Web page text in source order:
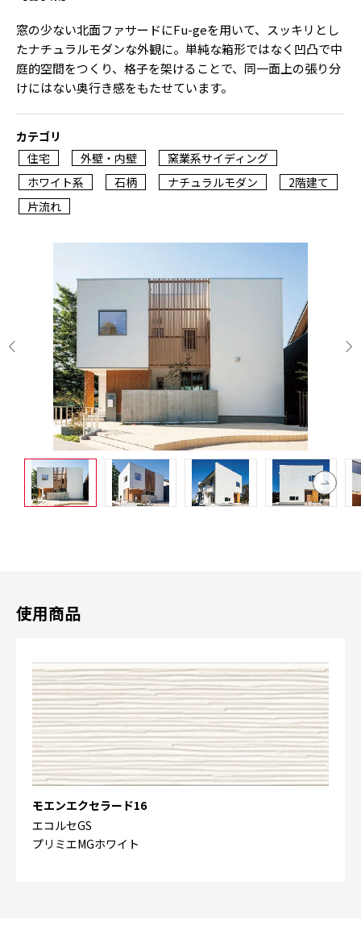
窓の少ない北面ファサードにFu-geを用いて、スッキリとし
たナチュラルモダンな外観に。単純な箱形ではなく凹凸で中
庭的空間をつくり、格子を架けることで、同一面上の張り分
けにはない奥行き感をもたせています。
カテゴリ
住宅
外壁・内壁
窯業系サイディング
ホワイト系
石柄 ナチュラルモダン
2階建て
片流れ
使用商品
モエンエクセラード16
エコルセGS
プリミエMGホワイト